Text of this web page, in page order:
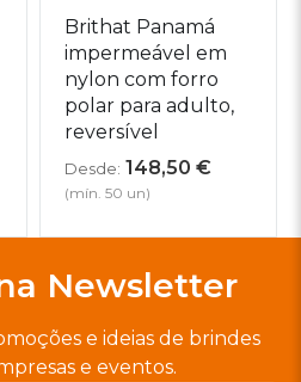
Brithat Panamá
impermeável em
nylon com forro
polar para adulto,
reversível
Desde: 148,50 €
(mín. 50 un)
Newsletter
e ideias de brindes
e eventos.